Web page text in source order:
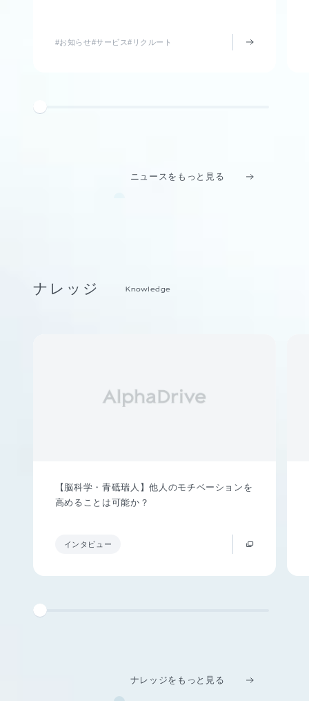
#お知らせ#サービス#リクルート
ニュースをもっと見る
ナレッジ Knowledge
【脳科学・青砥瑞人】他人のモチベーションを
高めることは可能か？
インタビュー
ナレッジをもっと見る